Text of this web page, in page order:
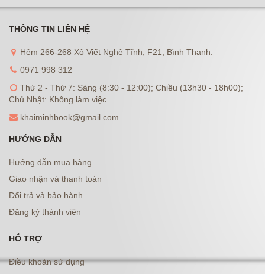
THÔNG TIN LIÊN HỆ
Hẻm 266-268 Xô Viết Nghệ Tĩnh, F21, Bình Thạnh.
0971 998 312
Thứ 2 - Thứ 7: Sáng (8:30 - 12:00); Chiều (13h30 - 18h00);
Chủ Nhật: Không làm việc
khaiminhbook@gmail.com
HƯỚNG DẪN
Hướng dẫn mua hàng
Giao nhận và thanh toán
Đổi trả và bảo hành
Đăng ký thành viên
HỖ TRỢ
Điều khoản sử dụng